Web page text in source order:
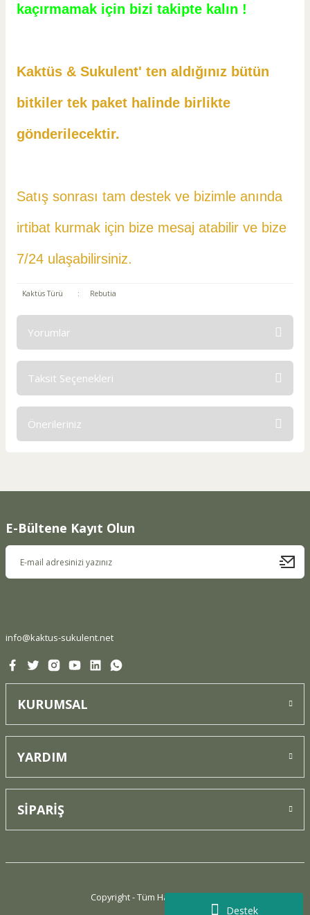
Destek
kaçırmamak için bizi takipte kalın !
Kaktüs & Sukulent' ten aldığınız bütün
bitkiler tek paket halinde birlikte
gönderilecektir.
Satış sonrası tam destek ve bizimle anında
irtibat kurmak için bize mesaj atabilir ve bize
7/24 ulaşabilirsiniz.
Kaktüs Türü : Rebutia
Yorumlar
Taksit Seçenekleri
Önerileriniz
Ürün resmi kalitesiz, bozuk veya görüntülenemiyor.
E-Bültene Kayıt Olun
info@kaktus-sukulent.net
KURUMSAL
YARDIM
SİPARİŞ
Copyright - Tüm Hakları Saklıdır.